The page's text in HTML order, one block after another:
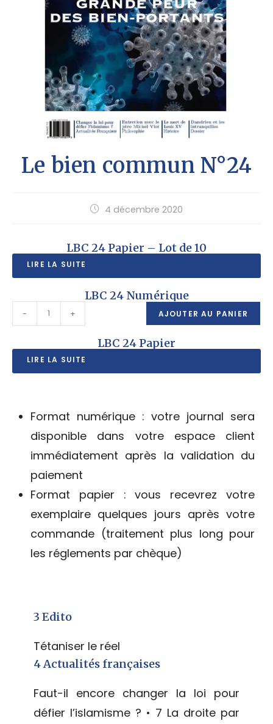
Le bien commun N°24
4 décembre 2020
LBC 24 Papier – Lot de 10
LIRE LA SUITE
LBC 24 Numérique
- + AJOUTER AU PANIER
LBC 24 Papier
LIRE LA SUITE
Format numérique : votre journal sera
disponible dans votre espace client
immédiatement après la validation du
paiement
Format papier : vous recevrez votre
exemplaire quelques jours après votre
commande (traitement plus long pour
les réglements par chèque)
3 Edito
Tétaniser le réel
4 Actualités françaises
Faut-il encore changer la loi pour
défier l’islamisme ? • 7 La droite par